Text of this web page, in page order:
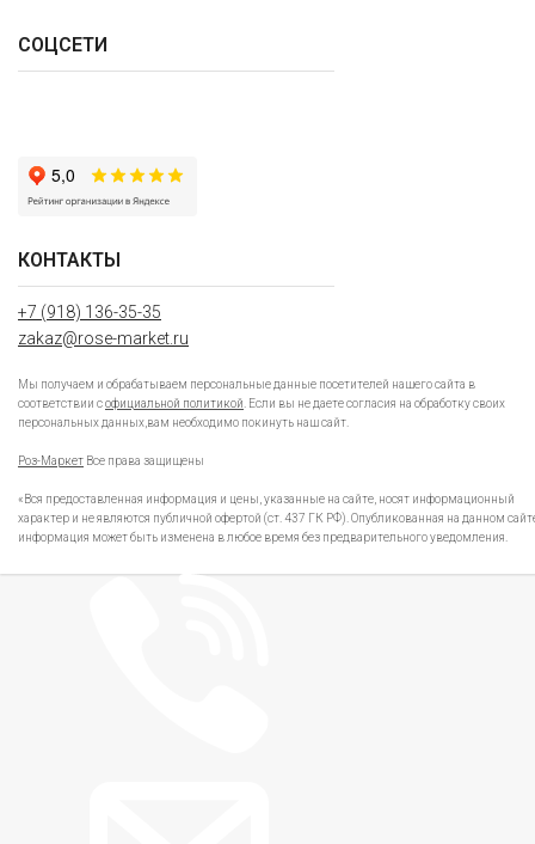
КОНТАКТЫ
+7 (918) 136-35-35
zakaz@rose-market.ru
Мы получаем и обрабатываем персональные данные посетителей нашего сайта в
соответствии софициальной политикой . Если вы не даете согласия на обработку своих
персональных данных,вам необходимо покинуть наш сайт.
Роз-Маркет Все права защищены
«Вся предоставленная информация и цены, указанные на сайте, носят информационный
характер и не являются публичной офертой (ст. 437 ГК РФ). Опубликованная на данном
информация может быть изменена в любое время без предварительного уведомления.
СОЦСЕТИ